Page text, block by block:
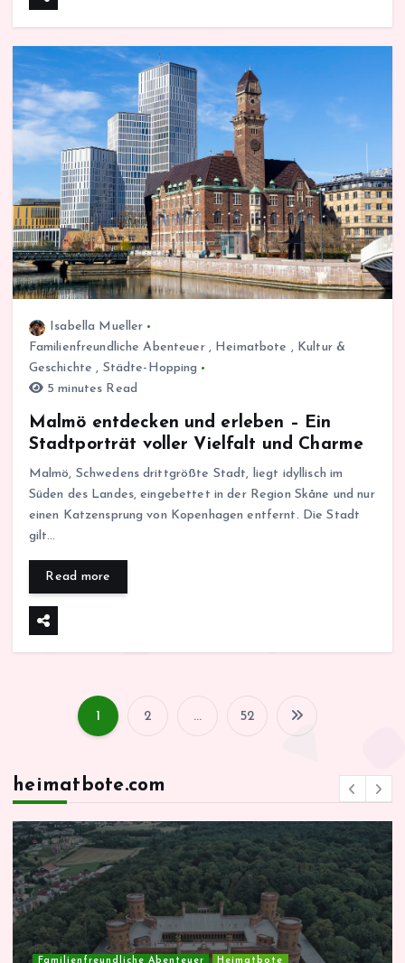
Isabella Mueller
Familienfreundliche Abenteuer, Heimatbote , Kultur &
Geschichte , Städte-Hopping
5 minutes Read
Malmö entdecken und erleben – Ein
Stadtporträt voller Vielfalt und Charme
Malmö, Schwedens drittgrößte Stadt, liegt idyllisch im
Süden des Landes, eingebettet in der Region Skåne und nur
einen Katzensprung von Kopenhagen entfernt. Die Stadt
gilt…
Read more
S
i
t
e
1 2 … 52
heimatbote.com